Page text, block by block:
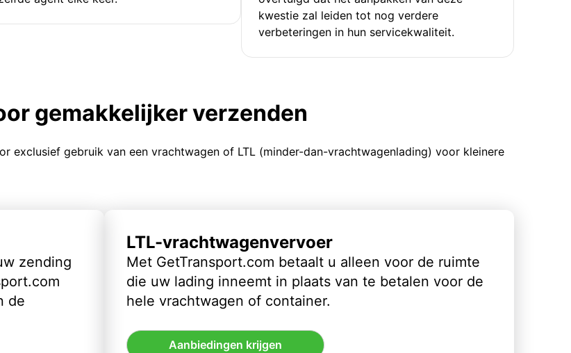
kwestie zal leiden tot nog verdere
verbeteringen in hun servicekwaliteit.
gemakkelijker verzenden
exclusief gebruik van een vrachtwagen of LTL (minder-dan-vrachtwagenlading) voor kleinere
zending
de
LTL-vrachtwagenvervoer
Met GetTransport.com betaalt u alleen voor de ruimte
die uw lading inneemt in plaats van te betalen voor de
hele vrachtwagen of container.
Aanbiedingen krijgen